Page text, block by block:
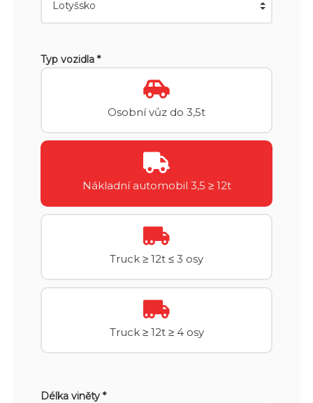
Typ vozidla *
Osobní vůz do 3,5t
Nákladní automobil 3,5 ≥ 12t
Truck ≥ 12t ≤ 3 osy
Truck ≥ 12t ≥ 4 osy
Délka viněty *